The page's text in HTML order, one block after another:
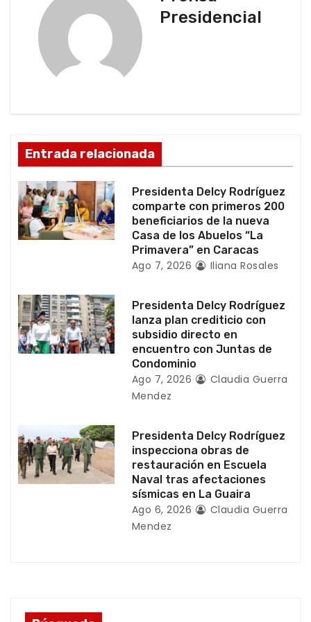
d
e
e
n
r
a
d
Presidencial
Entrada relacionada
Presidenta Delcy Rodríguez
comparte con primeros 200
beneficiarios de la nueva
Casa de los Abuelos “La
Primavera” en Caracas
Ago 7, 2026 Iliana Rosales
Presidenta Delcy Rodríguez
lanza plan crediticio con
subsidio directo en
encuentro con Juntas de
Condominio
Ago 7, 2026
Claudia Guerra
Mendez
Presidenta Delcy Rodríguez
inspecciona obras de
restauración en Escuela
Naval tras afectaciones
sísmicas en La Guaira
Ago 6, 2026
Claudia Guerra
Mendez